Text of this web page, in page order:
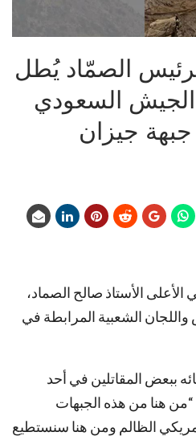
الصمّاد يُطل
السعودي
جبهة جيزان
الأستاذ صالح الصماد،
واللجان الشعبية المرابطة في
ببعض المقاتلين في أحد
هنا من هذه الجبهات
الظالم ومن هنا سنستطيع